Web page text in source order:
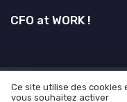
CFO at WORK !
Mentions légales
Ce site utilise des cookies
vous souhaitez activer